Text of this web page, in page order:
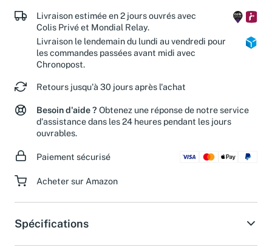
Livraison estimée en 2 jours ouvrés avec
Colis Privé et Mondial Relay.
Livraison le lendemain du lundi au vendredi pour
les commandes passées avant midi avec
Chronopost.
Retours jusqu'à 30 jours après l'achat
Besoin d'aide ? Obtenez une réponse de notre service
d'assistance dans les 24 heures pendant les jours
ouvrables.
Paiement sécurisé
Acheter sur Amazon
Spécifications